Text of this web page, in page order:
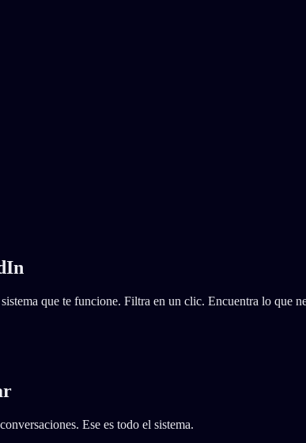
que te funcione. Filtra en un clic. Encuentra lo que
Ese es todo el sistema.